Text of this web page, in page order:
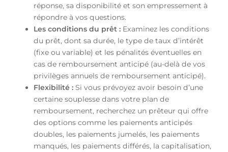
réponse, sa disponibilité et son empressement à
répondre à vos questions.
Les conditions du prêt :Examinez les conditions
du prêt, dont sa durée, le type de taux d’intérêt
(fixe ou variable) et les pénalités éventuelles en
cas de remboursement anticipé (au-delà de vos
privilèges annuels de remboursement anticipé).
Flexibilité :Si vous prévoyez avoir besoin d’une
certaine souplesse dans votre plan de
remboursement, recherchez un prêteur qui offre
des options comme les paiements anticipés
doubles, les paiements jumelés, les paiements
manqués, les paiements différés, la capitalisation,